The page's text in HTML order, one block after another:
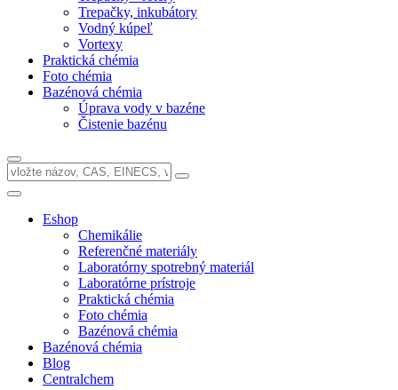
Trepačky, inkubátory
Vodný kúpeľ
Vortexy
Praktická chémia
Foto chémia
Bazénová chémia
Úprava vody v bazéne
Čistenie bazénu
Eshop
Chemikálie
Referenčné materiály
Laboratórny spotrebný materiál
Laboratórne prístroje
Praktická chémia
Foto chémia
Bazénová chémia
Bazénová chémia
Blog
Centralchem